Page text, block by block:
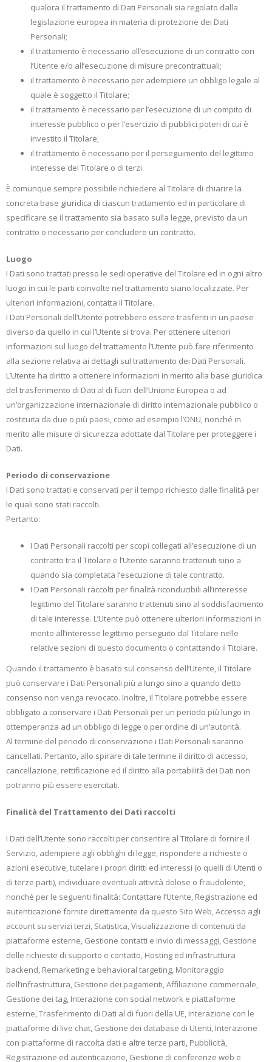
qualora il trattamento di Dati Personali sia regolato dalla
legislazione europea in materia di protezione dei Dati
Personali;
il trattamento è necessario all’esecuzione di un contratto con
l’Utente e/o all’esecuzione di misure precontrattuali;
il trattamento è necessario per adempiere un obbligo legale al
quale è soggetto il Titolare;
il trattamento è necessario per l’esecuzione di un compito di
interesse pubblico o per l’esercizio di pubblici poteri di cui è
investito il Titolare;
il trattamento è necessario per il perseguimento del legittimo
interesse del Titolare o di terzi.
È comunque sempre possibile richiedere al Titolare di chiarire la
concreta base giuridica di ciascun trattamento ed in particolare di
specificare se il trattamento sia basato sulla legge, previsto da un
contratto o necessario per concludere un contratto.
Luogo
I Dati sono trattati presso le sedi operative del Titolare ed in ogni altro
luogo in cui le parti coinvolte nel trattamento siano localizzate. Per
ulteriori informazioni, contatta il Titolare.
I Dati Personali dell’Utente potrebbero essere trasferiti in un paese
diverso da quello in cui l’Utente si trova. Per ottenere ulteriori
informazioni sul luogo del trattamento l’Utente può fare riferimento
alla sezione relativa ai dettagli sul trattamento dei Dati Personali.
L’Utente ha diritto a ottenere informazioni in merito alla base giuridica
del trasferimento di Dati al di fuori dell’Unione Europea o ad
un’organizzazione internazionale di diritto internazionale pubblico o
costituita da due o più paesi, come ad esempio l’ONU, nonché in
merito alle misure di sicurezza adottate dal Titolare per proteggere i
Dati.
Periodo di conservazione
I Dati sono trattati e conservati per il tempo richiesto dalle finalità per
le quali sono stati raccolti.
Pertanto:
I Dati Personali raccolti per scopi collegati all’esecuzione di un
contratto tra il Titolare e l’Utente saranno trattenuti sino a
quando sia completata l’esecuzione di tale contratto.
I Dati Personali raccolti per finalità riconducibili all’interesse
legittimo del Titolare saranno trattenuti sino al soddisfacimento
di tale interesse. L’Utente può ottenere ulteriori informazioni in
merito all’interesse legittimo perseguito dal Titolare nelle
relative sezioni di questo documento o contattando il Titolare.
Quando il trattamento è basato sul consenso dell’Utente, il Titolare
può conservare i Dati Personali più a lungo sino a quando detto
consenso non venga revocato. Inoltre, il Titolare potrebbe essere
obbligato a conservare i Dati Personali per un periodo più lungo in
ottemperanza ad un obbligo di legge o per ordine di un’autorità.
Al termine del periodo di conservazione i Dati Personali saranno
cancellati. Pertanto, allo spirare di tale termine il diritto di accesso,
cancellazione, rettificazione ed il diritto alla portabilità dei Dati non
potranno più essere esercitati.
Finalità del Trattamento dei Dati raccolti
I Dati dell’Utente sono raccolti per consentire al Titolare di fornire il
Servizio, adempiere agli obblighi di legge, rispondere a richieste o
azioni esecutive, tutelare i propri diritti ed interessi (o quelli di Utenti o
di terze parti), individuare eventuali attività dolose o fraudolente,
nonché per le seguenti finalità: Contattare l’Utente, Registrazione ed
autenticazione fornite direttamente da questo Sito Web, Accesso agli
account su servizi terzi, Statistica, Visualizzazione di contenuti da
piattaforme esterne, Gestione contatti e invio di messaggi, Gestione
delle richieste di supporto e contatto, Hosting ed infrastruttura
backend, Remarketing e behavioral targeting, Monitoraggio
dell’infrastruttura, Gestione dei pagamenti, Affiliazione commerciale,
Gestione dei tag, Interazione con social network e piattaforme
esterne, Trasferimento di Dati al di fuori della UE, Interazione con le
piattaforme di live chat, Gestione dei database di Utenti, Interazione
con piattaforme di raccolta dati e altre terze parti, Pubblicità,
Registrazione ed autenticazione, Gestione di conferenze web e